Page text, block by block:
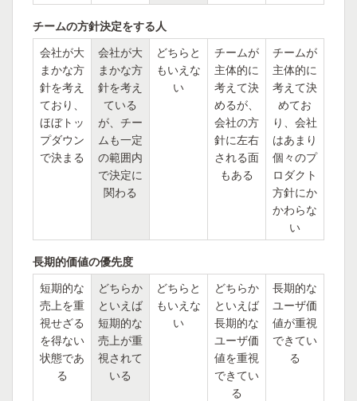
チームの方針決定をする人
会社が大
まかな方
針を考え
ており、
ほぼトッ
プダウン
で決まる
会社が大
まかな方
針を考え
ている
が、チー
ムも一定
の範囲内
で決定に
関わる
どちらと
もいえな
い
チームが
主体的に
考えて決
めるが、
会社の方
針に左右
される面
もある
チームが
主体的に
考えて決
めてお
り、会社
はあまり
個々のプ
ロダクト
方針にか
かわらな
い
長期的価値の優先度
短期的な
売上を重
視せざる
を得ない
状態であ
る
どちらか
といえば
短期的な
売上が重
視されて
いる
どちらと
もいえな
い
どちらか
といえば
長期的な
ユーザ価
値を重視
できてい
る
長期的な
ユーザ価
値が重視
できてい
る